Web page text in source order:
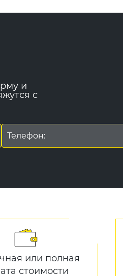
и
с
или полная
стоимости